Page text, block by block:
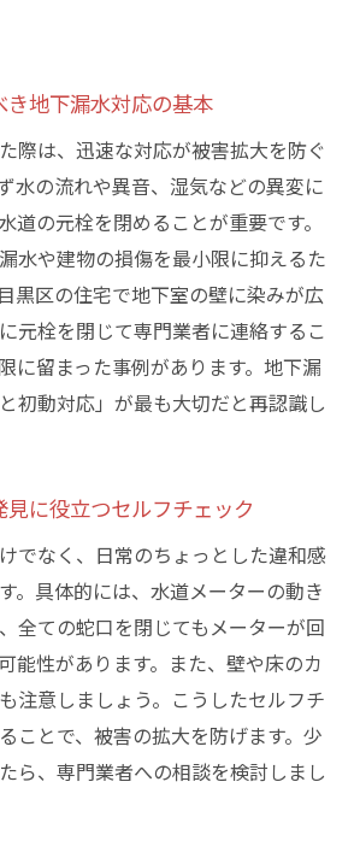
き地下漏水対応の基本
際は、迅速な対応が被害拡大を防ぐ
水の流れや異音、湿気などの異変に
道の元栓を閉めることが重要です。
水や建物の損傷を最小限に抑えるた
黒区の住宅で地下室の壁に染みが広
元栓を閉じて専門業者に連絡するこ
に留まった事例があります。地下漏
初動対応」が最も大切だと再認識し
に役立つセルフチェック
でなく、日常のちょっとした違和感
。具体的には、水道メーターの動き
全ての蛇口を閉じてもメーターが回
能性があります。また、壁や床のカ
注意しましょう。こうしたセルフチ
ことで、被害の拡大を防げます。少
ら、専門業者への相談を検討しまし